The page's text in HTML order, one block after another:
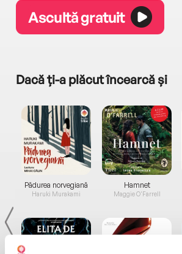
Ascultă gratuit
Dacă ți-a plăcut încearcă și
Pădurea norvegiană
Haruki Murakami
Hamnet
Maggie O'Farrell